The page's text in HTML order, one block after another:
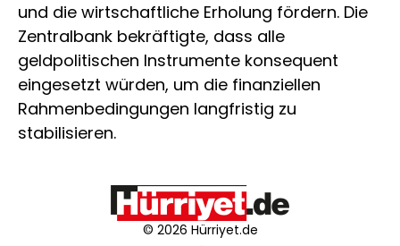
und die wirtschaftliche Erholung fördern. Die
Zentralbank bekräftigte, dass alle
geldpolitischen Instrumente konsequent
eingesetzt würden, um die finanziellen
Rahmenbedingungen langfristig zu
stabilisieren.
© 2026 Hürriyet.de